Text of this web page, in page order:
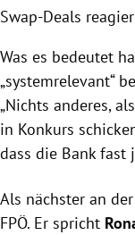
Swap-Deals
Was es bedeutet
„systemrelevant“
„Nichts anderes,
in Konkurs
dass die Bank fast
Als nächster an
FPÖ. Er spricht